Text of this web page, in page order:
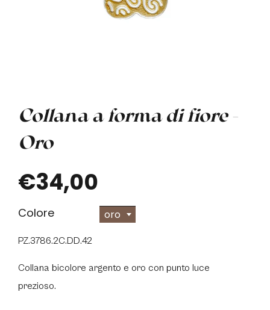
Collana a forma di fiore -
Oro
€34,00
Colore oro
PZ.3786.2C.DD.42
Collana bicolore argento e oro con punto luce
prezioso.